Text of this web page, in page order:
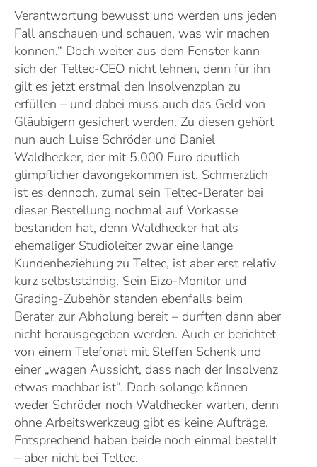
Verantwortung bewusst und werden uns jeden
Fall anschauen und schauen, was wir machen
können.“ Doch weiter aus dem Fenster kann
sich der Teltec-CEO nicht lehnen, denn für ihn
gilt es jetzt erstmal den Insolvenzplan zu
erfüllen – und dabei muss auch das Geld von
Gläubigern gesichert werden. Zu diesen gehört
nun auch Luise Schröder und Daniel
Waldhecker, der mit 5.000 Euro deutlich
glimpflicher davongekommen ist. Schmerzlich
ist es dennoch, zumal sein Teltec-Berater bei
dieser Bestellung nochmal auf Vorkasse
bestanden hat, denn Waldhecker hat als
ehemaliger Studioleiter zwar eine lange
Kundenbeziehung zu Teltec, ist aber erst relativ
kurz selbstständig. Sein Eizo-Monitor und
Grading-Zubehör standen ebenfalls beim
Berater zur Abholung bereit – durften dann aber
nicht herausgegeben werden. Auch er berichtet
von einem Telefonat mit Steffen Schenk und
einer „wagen Aussicht, dass nach der Insolvenz
etwas machbar ist“. Doch solange können
weder Schröder noch Waldhecker warten, denn
ohne Arbeitswerkzeug gibt es keine Aufträge.
Entsprechend haben beide noch einmal bestellt
– aber nicht bei Teltec.